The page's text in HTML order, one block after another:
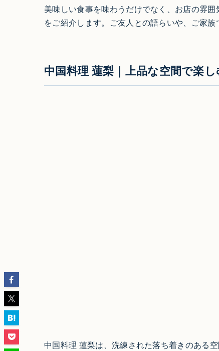
美味しい食事を味わうだけでなく、お店の雰
をご紹介します。ご友人との語らいや、ご家
中国料理 蓮梨｜上品な空間で楽
中国料理 蓮梨は、洗練された落ち着きのある